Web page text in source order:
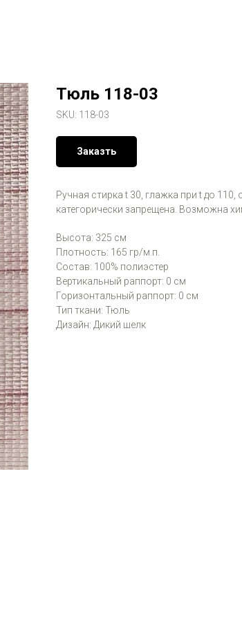
Тюль 118-03
SKU: 118-03
Заказть
Ручная стирка t 30, глажка при t до
категорически запрещена. Возможна
Высота: 325 см
Плотность: 165 гр/м.п.
Состав: 100% полиэстер
Вертикальный раппорт: 0 см
Горизонтальный раппорт: 0 см
Тип ткани: Тюль
Дизайн: Дикий шелк